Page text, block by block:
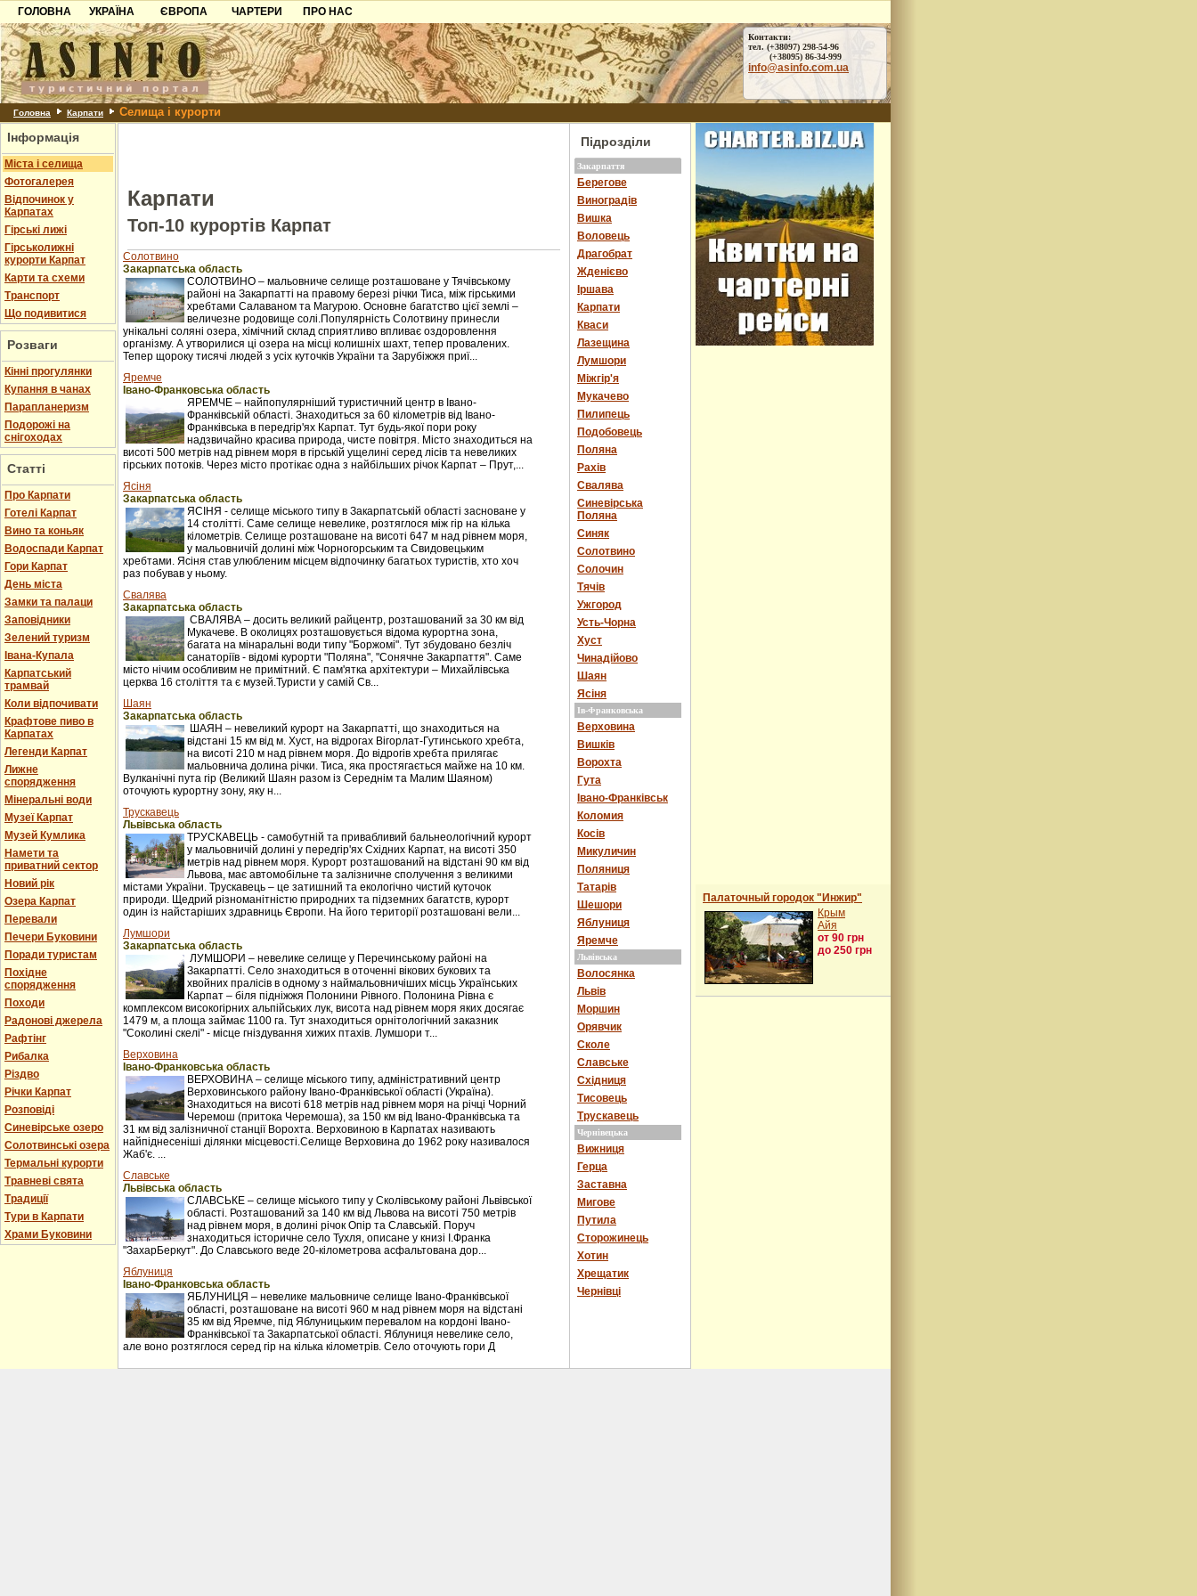
ГОЛОВНА
УКРАЇНА
Карпати
Азов
Причорноморря
Шацьк
ЄВРОПА
Чорногорія
Хорватія
Болгарія
Албанія
ЧАРТЕРИ
ПРО НАС
Контакти
Партнерам
Додати готель
Контакти:
тел. (+38097) 298-54-96
(+38095) 86-34-999
info@asinfo.com.ua
Головна Карпати Селища і курорти
Інформація
Міста і селища
Фотогалерея
Відпочинок у
Карпатах
Гірські лижі
Гірськолижні
курорти Карпат
Карти та схеми
Транспорт
Що подивитися
Розваги
Кінні прогулянки
Купання в чанах
Парапланеризм
Подорожі на
снігоходах
Статті
Про Карпати
Готелі Карпат
Вино та коньяк
Водоспади Карпат
Гори Карпат
День міста
Замки та палаци
Заповідники
Зелений туризм
Івана-Купала
Карпатський
трамвай
Коли відпочивати
Крафтове пиво в
Карпатах
Легенди Карпат
Лижне
спорядження
Мінеральні води
Музеї Карпат
Музей Кумлика
Намети та
приватний сектор
Новий рік
Озера Карпат
Перевали
Печери Буковини
Поради туристам
Похідне
спорядження
Походи
Радонові джерела
Рафтінг
Рибалка
Різдво
Річки Карпат
Розповіді
Синевірське озеро
Солотвинські озера
Термальні курорти
Травневі свята
Традиції
Тури в Карпати
Храми Буковини
Карпати
Топ-10 курортів Карпат
Солотвино
Закарпатська область
СОЛОТВИНО – мальовниче селище розташоване у Тячівському
районі на Закарпатті на правому березі річки Тиса, між гірськими
хребтами Салаваном та Магурою. Основне багатство цієї землі –
величезне родовище солі.Популярність Солотвину принесли
унікальні соляні озера, хімічний склад сприятливо впливає оздоровлення
організму. А утворилися ці озера на місці колишніх шахт, тепер провалених.
Тепер щороку тисячі людей з усіх куточків України та Зарубіжжя приї...
Яремче
Івано-Франковська область
ЯРЕМЧЕ – найпопулярніший туристичний центр в Івано-
Франківській області. Знаходиться за 60 кілометрів від Івано-
Франківська в передгір'ях Карпат. Тут будь-якої пори року
надзвичайно красива природа, чисте повітря. Місто знаходиться на
висоті 500 метрів над рівнем моря в гірській ущелині серед лісів та невеликих
гірських потоків. Через місто протікає одна з найбільших річок Карпат – Прут,...
Ясіня
Закарпатська область
ЯСІНЯ - селище міського типу в Закарпатській області засноване у
14 столітті. Саме селище невелике, розтяглося між гір на кілька
кілометрів. Селище розташоване на висоті 647 м над рівнем моря,
у мальовничій долині між Чорногорським та Свидовецьким
хребтами. Ясіня став улюбленим місцем відпочинку багатьох туристів, хто хоч
раз побував у ньому.
Свалява
Закарпатська область
СВАЛЯВА – досить великий райцентр, розташований за 30 км від
Мукачеве. В околицях розташовується відома курортна зона,
багата на мінаральні води типу "Боржомі". Тут збудовано безліч
санаторіїв - відомі курорти "Поляна", "Сонячне Закарпаття". Саме
місто нічим особливим не примітний. Є пам'ятка архітектури – Михайлівська
церква 16 століття та є музей.Туристи у самій Св...
Шаян
Закарпатська область
ШАЯН – невеликий курорт на Закарпатті, що знаходиться на
відстані 15 км від м. Хуст, на відрогах Вігорлат-Гутинського хребта,
на висоті 210 м над рівнем моря. До відрогів хребта прилягає
мальовнича долина річки. Тиса, яка простягається майже на 10 км.
Вулканічні пута гір (Великий Шаян разом із Середнім та Малим Шаяном)
оточують курортну зону, яку н...
Трускавець
Львівська область
ТРУСКАВЕЦЬ - самобутній та привабливий бальнеологічний курорт
у мальовничій долині у передгір'ях Східних Карпат, на висоті 350
метрів над рівнем моря. Курорт розташований на відстані 90 км від
Львова, має автомобільне та залізничне сполучення з великими
містами України. Трускавець – це затишний та екологічно чистий куточок
природи. Щедрий різноманітністю природних та підземних багатств, курорт
один із найстаріших здравниць Європи. На його території розташовані вели...
Лумшори
Закарпатська область
ЛУМШОРИ – невелике селище у Перечинському районі на
Закарпатті. Село знаходиться в оточенні вікових букових та
хвойних пралісів в одному з наймальовничіших місць Українських
Карпат – біля підніжжя Полонини Рівного. Полонина Рівна є
комплексом високогірних альпійських лук, висота над рівнем моря яких досягає
1479 м, а площа займає 1100 га. Тут знаходиться орнітологічний заказник
"Соколині скелі" - місце гніздування хижих птахів. Лумшори т...
Верховина
Івано-Франковська область
ВЕРХОВИНА – селище міського типу, адміністративний центр
Верховинського району Івано-Франківської області (Україна).
Знаходиться на висоті 618 метрів над рівнем моря на річці Чорний
Черемош (притока Черемоша), за 150 км від Івано-Франківська та
31 км від залізничної станції Ворохта. Верховиною в Карпатах називають
найпіднесеніші ділянки місцевості.Селище Верховина до 1962 року називалося
Жаб'є. ...
Славське
Львівська область
СЛАВСЬКЕ – селище міського типу у Сколівському районі Львівської
області. Розташований за 140 км від Львова на висоті 750 метрів
над рівнем моря, в долині річок Опір та Славській. Поруч
знаходиться історичне село Тухля, описане у книзі І.Франка
"ЗахарБеркут". До Славського веде 20-кілометрова асфальтована дор...
Яблуниця
Івано-Франковська область
ЯБЛУНИЦЯ – невелике мальовниче селище Івано-Франківської
області, розташоване на висоті 960 м над рівнем моря на відстані
35 км від Яремче, під Яблуницьким перевалом на кордоні Івано-
Франківської та Закарпатської області. Яблуниця невелике село,
але воно розтяглося серед гір на кілька кілометрів. Село оточують гори Д
Підрозділи
Закарпаття
Берегове
Виноградів
Вишка
Воловець
Драгобрат
Жденієво
Іршава
Карпати
Кваси
Лазещина
Лумшори
Міжгір'я
Мукачево
Пилипець
Подобовець
Поляна
Рахів
Свалява
Синевірська
Поляна
Синяк
Солотвино
Солочин
Тячів
Ужгород
Усть-Чорна
Хуст
Чинадійово
Шаян
Ясіня
Ів-Франковська
Верховина
Вишків
Ворохта
Гута
Івано-Франківськ
Коломия
Косів
Микуличин
Поляниця
Татарів
Шешори
Яблуниця
Яремче
Львівська
Волосянка
Львів
Моршин
Орявчик
Сколе
Славське
Східниця
Тисовець
Трускавець
Чернівецька
Вижниця
Герца
Заставна
Мигове
Путила
Сторожинець
Хотин
Хрещатик
Чернівці
Палаточный городок "Инжир"
Крым
Айя
от 90 грн
до 250 грн